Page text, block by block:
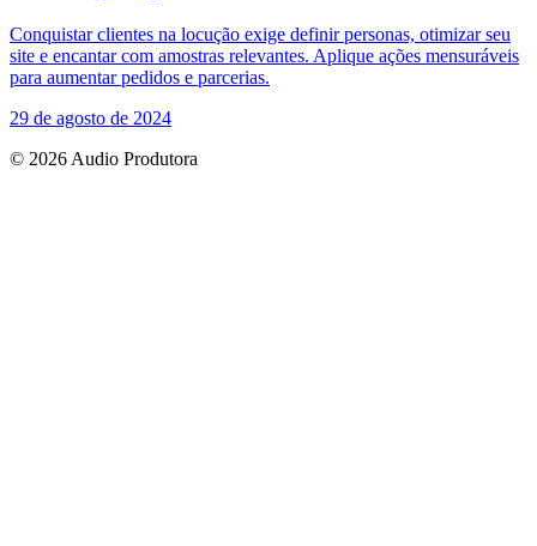
Conquistar clientes na locução exige definir personas, otimizar seu
site e encantar com amostras relevantes. Aplique ações mensuráveis
para aumentar pedidos e parcerias.
29 de agosto de 2024
© 2026 Audio Produtora